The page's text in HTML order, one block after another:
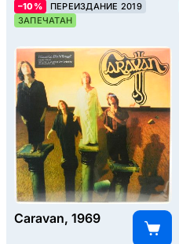
–10%
ПЕРЕИЗДАНИЕ 2019
ЗАПЕЧАТАН
Caravan, 1969